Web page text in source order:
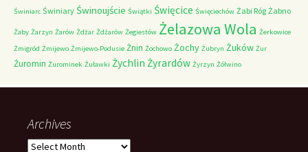
Świniarc Świniary Świnoujście Świątki Święcice Święciechów Żabi Róg Żabno
Żaby Żarzyn Żarów Żdżar Żdżarów Żegiestów Żelazowa Wola Żerkowice
Żmigród Żmijewo Żmijewo-Podusie Żnin Żochowo Żochy Żubryn Żuków Żur
Żuromin Żurominek Żuławki Żychlin Żyrardów Żyrzyn Żółwino
Archives
Archives